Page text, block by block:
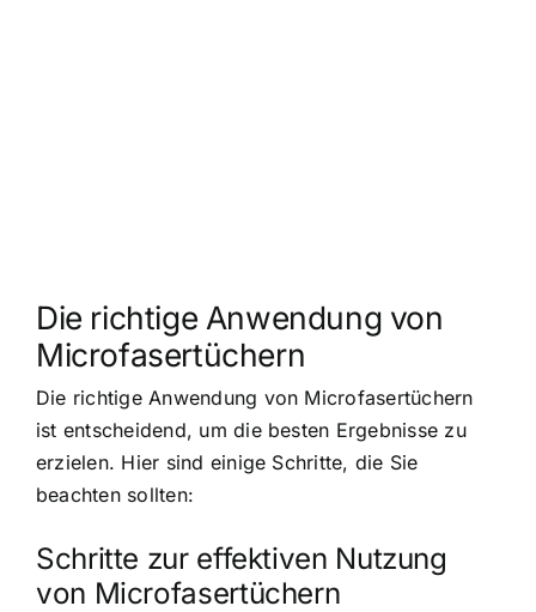
Die richtige Anwendung von
Microfasertüchern
Die richtige Anwendung von Microfasertüchern
ist entscheidend, um die besten Ergebnisse zu
erzielen. Hier sind einige Schritte, die Sie
beachten sollten:
Schritte zur effektiven Nutzung
von Microfasertüchern